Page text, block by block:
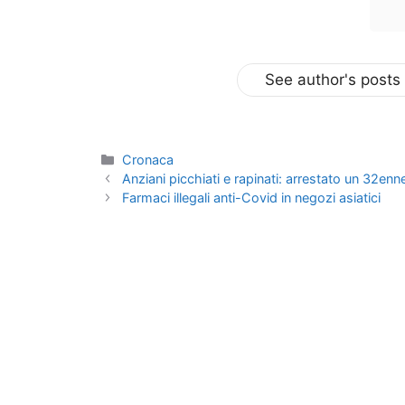
See author's posts
Categorie
Cronaca
Anziani picchiati e rapinati: arrestato un
Farmaci illegali anti-Covid in negozi asiatici